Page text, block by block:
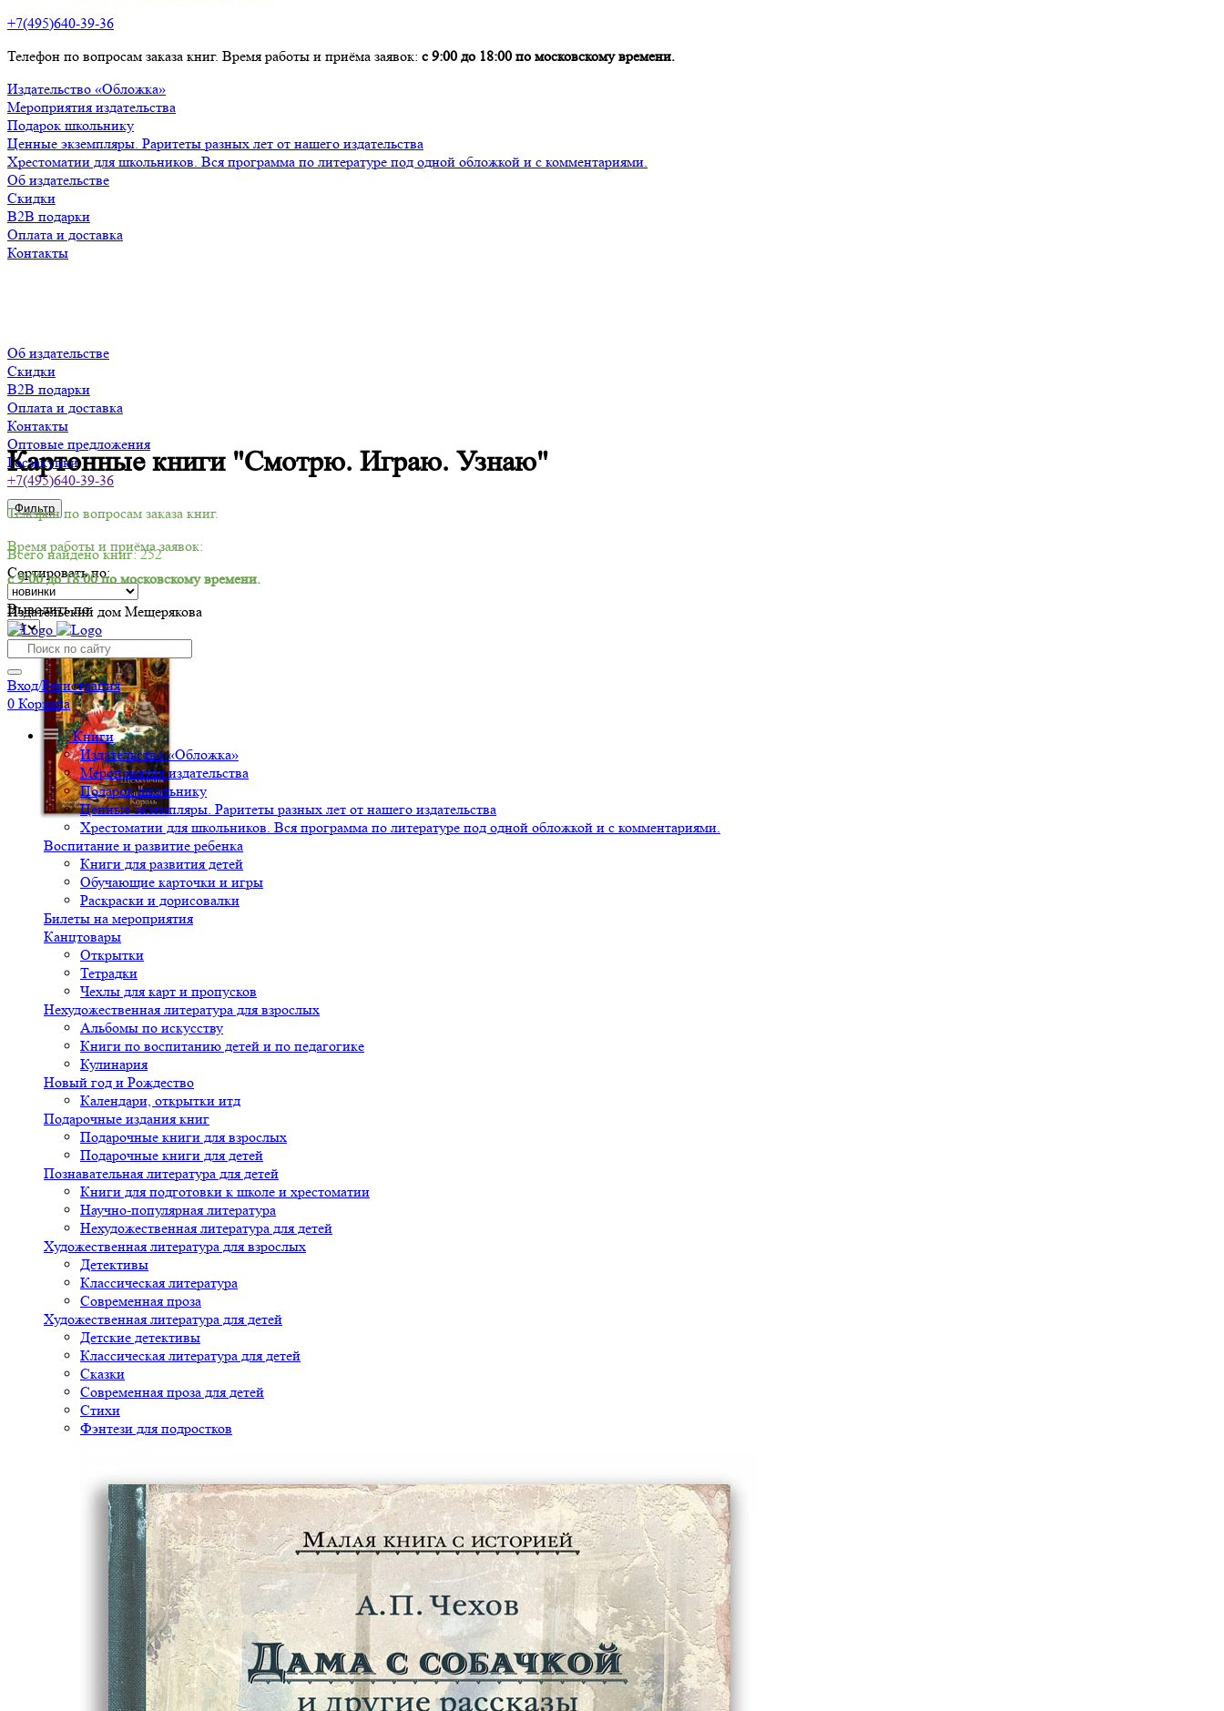
+7(495)640-39-36
Телефон по вопросам заказа книг. Время работы и приёма заявок: с 9:00 до 18:00 по московскому времени.
Издательство «Обложка»
Мероприятия издательства
Подарок школьнику
Ценные экземпляры. Раритеты разных лет от нашего издательства
Хрестоматии для школьников. Вся программа по литературе под одной обложкой и с комментариями.
Об издательстве
Скидки
B2B подарки
Оплата и доставка
Контакты
Об издательстве
Скидки
B2B подарки
Оплата и доставка
Контакты
Оптовые предложения
Госзакупки
+7(495)640-39-36
Телефон по вопросам заказа книг.
Время работы и приёма заявок:
с 9:00 до 18:00 по московскому времени.
Издательский дом Мещерякова
Вход/Регистрация
0 Корзина
Книги
Издательство «Обложка»
Мероприятия издательства
Подарок школьнику
Ценные экземпляры. Раритеты разных лет от нашего издательства
Хрестоматии для школьников. Вся программа по литературе под одной обложкой и с комментариями.
Воспитание и развитие ребенка
Книги для развития детей
Обучающие карточки и игры
Раскраски и дорисовалки
Билеты на мероприятия
Канцтовары
Открытки
Тетрадки
Чехлы для карт и пропусков
Нехудожественная литература для взрослых
Альбомы по искусству
Книги по воспитанию детей и по педагогике
Кулинария
Новый год и Рождество
Календари, открытки итд
Подарочные издания книг
Подарочные книги для взрослых
Подарочные книги для детей
Познавательная литература для детей
Книги для подготовки к школе и хрестоматии
Научно-популярная литература
Нехудожественная литература для детей
Художественная литература для взрослых
Детективы
Классическая литература
Современная проза
Художественная литература для детей
Детские детективы
Классическая литература для детей
Сказки
Современная проза для детей
Стихи
Фэнтези для подростков
Картонные книги "Смотрю. Играю. Узнаю"
Фильтр
Всего найдено книг: 252
Сортировать по:
Выводить по:
-30%